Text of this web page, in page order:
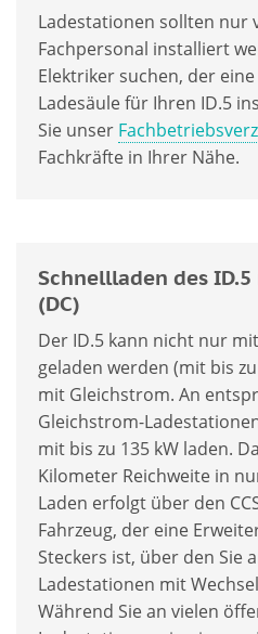
Ladestationen sollten nur
Fachpersonal installiert
Elektriker suchen, der
Ladesäule für Ihren ID.5
Sie unser
Fachkräfte in Ihrer Nähe.
Schnellladen des
(DC)
Der ID.5 kann nicht nur
geladen werden (mit bis
mit Gleichstrom. An
Gleichstrom-
mit bis zu 135 kW laden.
Kilometer Reichweite in
Laden erfolgt über den
Fahrzeug, der eine
Steckers ist, über den Sie
Ladestationen mit
Während Sie an vielen